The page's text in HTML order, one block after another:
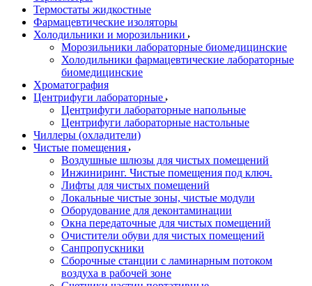
Термостаты жидкостные
Фармацевтические изоляторы
Холодильники и морозильники
Морозильники лабораторные биомедицинские
Холодильники фармацевтические лабораторные
биомедицинские
Хроматография
Центрифуги лабораторные
Центрифуги лабораторные напольные
Центрифуги лабораторные настольные
Чиллеры (охладители)
Чистые помещения
Воздушные шлюзы для чистых помещений
Инжиниринг. Чистые помещения под ключ.
Лифты для чистых помещений
Локальные чистые зоны, чистые модули
Оборудование для деконтаминации
Окна передаточные для чистых помещений
Очистители обуви для чистых помещений
Санпропускники
Сборочные станции с ламинарным потоком
воздуха в рабочей зоне